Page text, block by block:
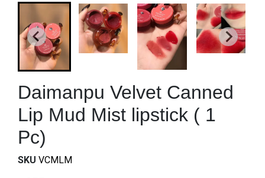
Daimanpu Velvet Canned
Lip Mud Mist lipstick ( 1
Pc)
SKU VCMLM